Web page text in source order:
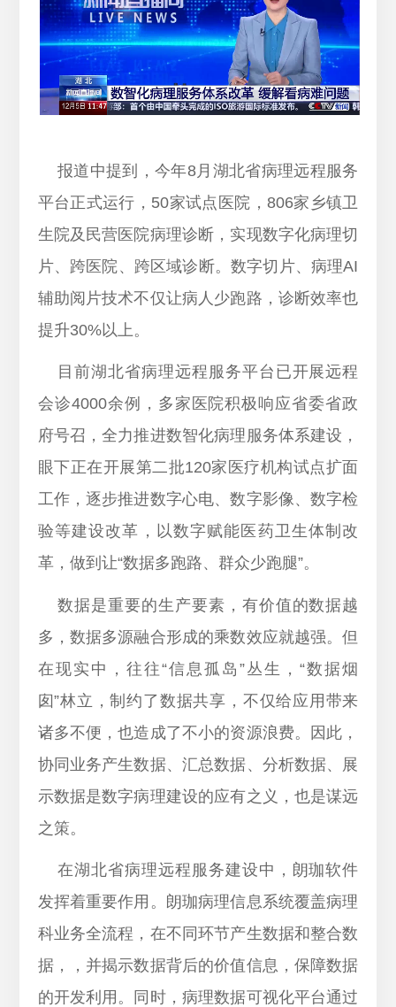
报道中提到，今年8月湖北省病理远程服务
平台正式运行，50家试点医院，806家乡镇卫
生院及民营医院病理诊断，实现数字化病理切
片、跨医院、跨区域诊断。数字切片、病理AI
辅助阅片技术不仅让病人少跑路，诊断效率也
提升30%以上。
目前湖北省病理远程服务平台已开展远程
会诊4000余例，多家医院积极响应省委省政
府号召，全力推进数智化病理服务体系建设，
眼下正在开展第二批120家医疗机构试点扩面
工作，逐步推进数字心电、数字影像、数字检
验等建设改革，以数字赋能医药卫生体制改
革，做到让“数据多跑路、群众少跑腿”。
数据是重要的生产要素，有价值的数据越
多，数据多源融合形成的乘数效应就越强。但
在现实中，往往“信息孤岛”丛生，“数据烟
囱”林立，制约了数据共享，不仅给应用带来
诸多不便，也造成了不小的资源浪费。因此，
协同业务产生数据、汇总数据、分析数据、展
示数据是数字病理建设的应有之义，也是谋远
之策。
在湖北省病理远程服务建设中，朗珈软件
发挥着重要作用。朗珈病理信息系统覆盖病理
科业务全流程，在不同环节产生数据和整合数
据，，并揭示数据背后的价值信息，保障数据
的开发利用。同时，病理数据可视化平台通过